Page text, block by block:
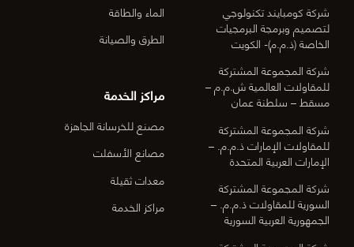
شركة كومبايند تكنولوجي
لتصميم وبرمجة البرمجيات
الخاصة (ذ.م.م)- الكويت
شركة المجموعة المشتركة
للمقاولات العالمية ش.م.م –
مسقط – سلطنة عمان
شركة المجموعة المشتركة
للمقاولات الإمارات ذ.م.م. –
الإمارات العربية المتحدة
شركة المجموعة المشتركة
السورية للمقاولات ذ.م.م. –
الجمهورية العربية السورية
الماء والطاقة
الطرق والصيانة
مراكز الخدمة
مصنع للخرسانة الجاهزة
مصانع الأسفلت
معدات ثقيلة
مراكز الخدمة